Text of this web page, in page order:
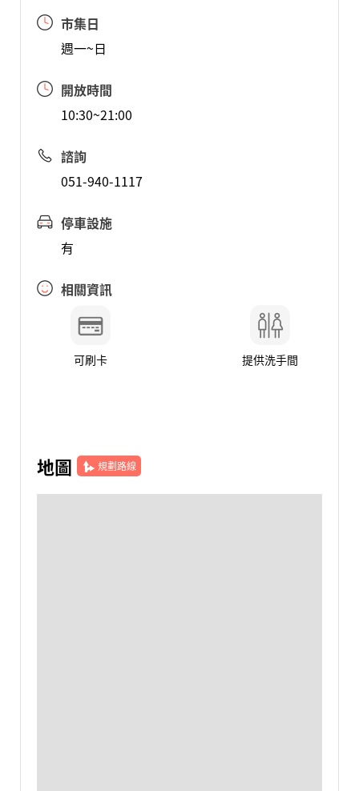
市集日
週一~日
開放時間
10:30~21:00
諮詢
051-940-1117
停車設施
有
相關資訊
可刷卡 提供洗手間
地圖 規劃路線